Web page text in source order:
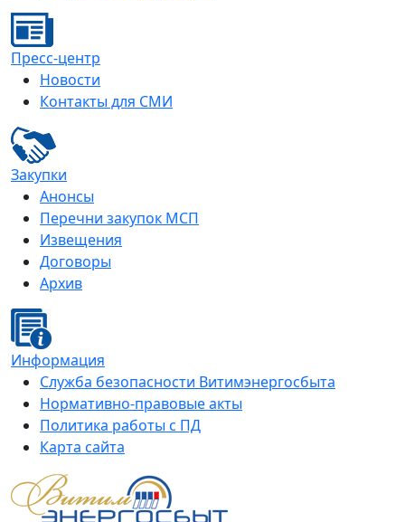
Пресс-центр
Новости
Контакты для СМИ
Закупки
Анонсы
Перечни закупок МСП
Извещения
Договоры
Архив
Информация
Служба безопасности Витимэнергосбыта
Нормативно-правовые акты
Политика работы с ПД
Карта сайта